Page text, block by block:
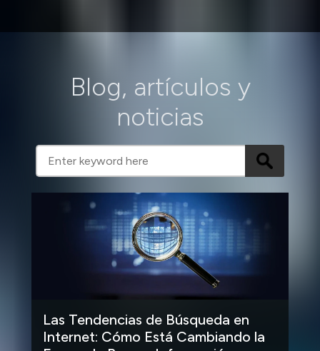
Blog, artículos y
noticias
Las Tendencias de Búsqueda en
Internet: Cómo Está Cambiando la